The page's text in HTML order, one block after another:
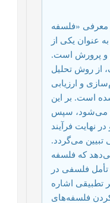
«فلسفه
عنوان یکی از
و پرورش است.
از روش تحلیل
و ارزیابی
است. بر این
می‌شود، سپس
نهایت فرآیند
می‌گردد.
که فلسفه
فلسفی در
تطبیقی ​​اشاره
فلسفه‌های